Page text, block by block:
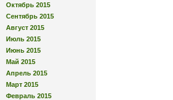
Октябрь 2015
Сентябрь 2015
Август 2015
Июль 2015
Июнь 2015
Май 2015
Апрель 2015
Март 2015
Февраль 2015